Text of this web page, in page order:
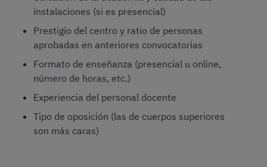
instalaciones (si es presencial)
Prestigio del centro y ratio de personas
aprobadas en anteriores convocatorias
Formato de enseñanza (presencial u online,
número de horas, etc.)
Experiencia del personal docente
Tipo de oposición (las de cuerpos superiores
son más caras)